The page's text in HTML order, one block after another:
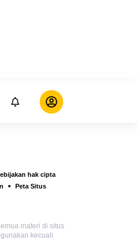
hak cipta
Peta Situs
materi di situs
kecuali